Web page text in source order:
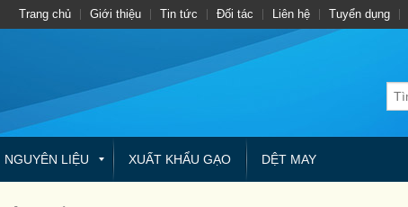
Trang chủ Giới thiệu Tin tức Đối tác Liên hệ Tuyển dụng
NGUYÊN LIỆU XUẤT KHẨU GẠO DỆT MAY